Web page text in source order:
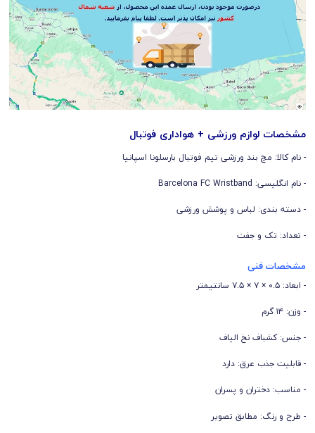
مشخصات لوازم ورزشی + هواداری فوتبال
- نام کالا: مچ بند ورزشی تیم فوتبال بارسلونا اسپانیا
- نام انگلیسی: Barcelona FC Wristband
- دسته بندی: لباس و پوشش ورزشی
- تعداد: تک و جفت
مشخصات فنی
- ابعاد: ۰.۵ × ۷ × ۷.۵ سانتیمتر
- وزن: ۱۴ گرم
- جنس: کشباف نخ الیاف
- قابلیت جذب عرق: دارد
- مناسب: دختران و پسران
- طرح و رنگ: مطابق تصویر